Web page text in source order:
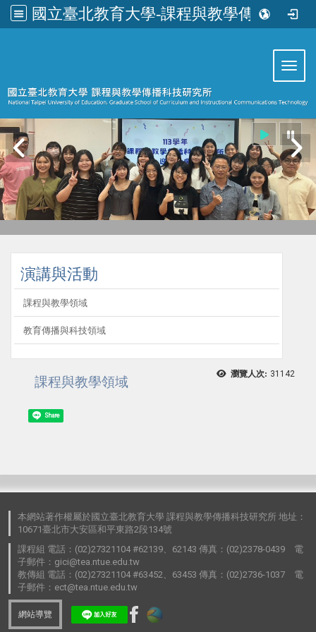
國立臺北教育大學-課程與教學傳播科技研究所
演講與活動
課程與教學領域
教育傳播與科技領域
瀏覽人次: 31142
課程與教學領域
Share
本網站著作權屬於國立臺北教育大學 課程與教學傳播科技研究所 地址：
10671臺北市大安區和平東路2段134號
課程組 電話：(02)27321104 #62139、62143 傳真：(02)2378-0439 電
子郵件：gici@tea.ntue.edu.tw
教傳組 電話：(02)27321104 #63452、63453 傳真：(02)2736-1037 電
子郵件：ect@tea.ntue.edu.tw
網站導覽